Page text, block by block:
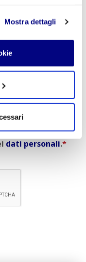
Mostra dettagli
dati personali.*